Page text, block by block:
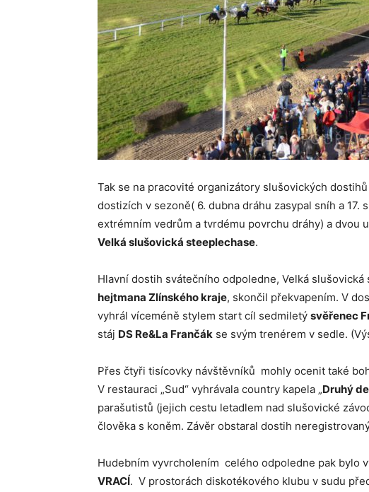
Tak se na pracovité organizátory slušovických
dostizích v sezoně( 6. dubna dráhu zasypal sníh a 17.
extrémním vedrům a tvrdému povrchu dráhy) a dvou
Velká slušovická steeplechase.
Hlavní dostih svátečního odpoledne, Velká
hejtmana Zlínského kraje, skončil překvapením. V
vyhrál víceméně stylem start cíl sedmiletý svěřenec
stáj DS Re&La Frančák se svým trenérem v sedle.
Přes čtyři tisícovky návštěvníků mohly ocenit také
V restauraci „Sud“ vyhrávala country kapela „Druhý
parašutistů (jejich cestu letadlem nad slušovické
člověka s koněm. Závěr obstaral dostih
Hudebním vyvrcholením celého odpoledne pak bylo
VRACÍ. V prostorách diskotékového klubu v sudu